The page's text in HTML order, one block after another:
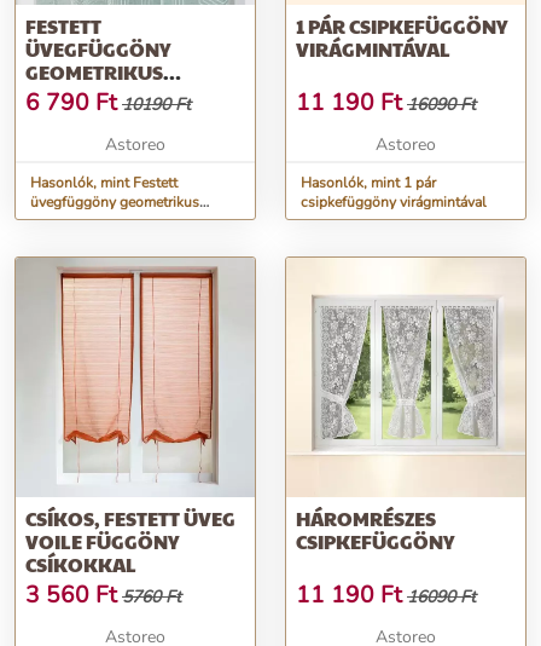
FESTETT
ÜVEGFÜGGÖNY
GEOMETRIKUS
MOTÍVUMMAL,
FŰZŐLYUKAKKAL
VÉGZŐDIK
6 790 Ft 10190 Ft
Astoreo
Hasonlók, mint Festett
üvegfüggöny geometrikus
motívummal, fűzőlyukakkal
1 PÁR CSIPKEFÜGGÖNY
VIRÁGMINTÁVAL
11 190 Ft 16090 Ft
Astoreo
Hasonlók, mint 1 pár
csipkefüggöny virágmintával
CSÍKOS, FESTETT ÜVEG
VOILE FÜGGÖNY
CSÍKOKKAL
3 560 Ft 5760 Ft
Astoreo
HÁROMRÉSZES
CSIPKEFÜGGÖNY
11 190 Ft 16090 Ft
Astoreo